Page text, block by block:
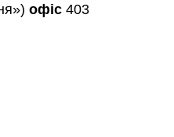
офіс 403